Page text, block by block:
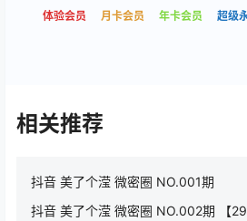
体验会员
月卡会员 年卡会员 超级
相关推荐
抖音 美了个滢 微密圈 NO.001期
抖音 美了个滢 微密圈 NO.002期 【